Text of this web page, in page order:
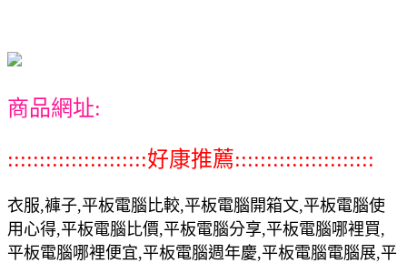
商品網址:
::::::::::::::::::::::好康推薦::::::::::::::::::::::
衣服,褲子,平板電腦比較,平板電腦開箱文,平板電腦使
用心得,平板電腦比價,平板電腦分享,平板電腦哪裡買,
平板電腦哪裡便宜,平板電腦週年慶,平板電腦電腦展,平